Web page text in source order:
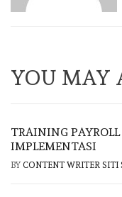
YOU MAY
TRAINING
IMPLEMENTASI
BY CONTENT WRITER SITI